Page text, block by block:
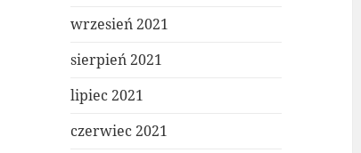
wrzesień 2021
sierpień 2021
lipiec 2021
czerwiec 2021